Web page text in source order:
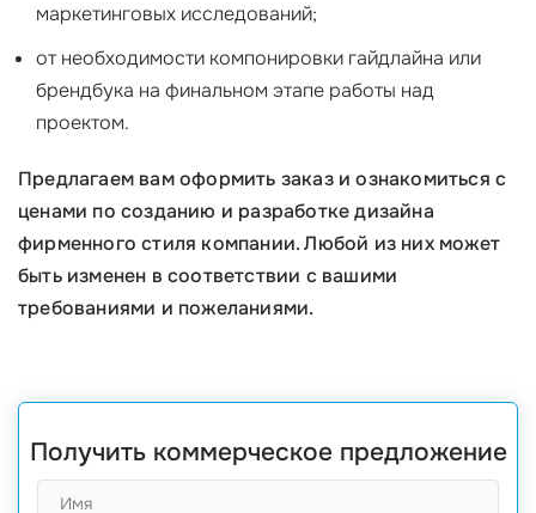
маркетинговых исследований;
от необходимости компонировки гайдлайна или
брендбука на финальном этапе работы над
проектом.
Предлагаем вам оформить заказ и ознакомиться с
ценами по созданию и разработке дизайна
фирменного стиля компании. Любой из них может
быть изменен в соответствии с вашими
требованиями и пожеланиями.
Получить коммерческое предложение